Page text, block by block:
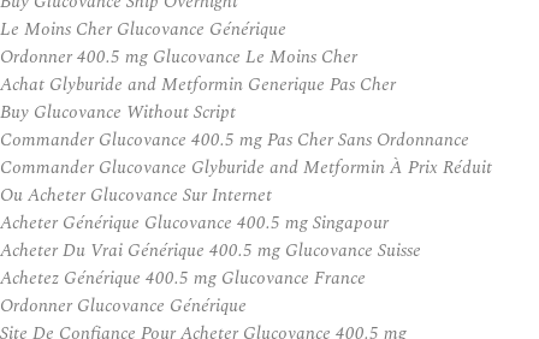
Le Moins Cher Glucovance Générique
Ordonner 400.5 mg Glucovance Le Moins Cher
Achat Glyburide and Metformin Generique Pas Cher
Buy Glucovance Without Script
Commander Glucovance 400.5 mg Pas Cher Sans Ordonnance
Commander Glucovance Glyburide and Metformin À Prix Réduit
Ou Acheter Glucovance Sur Internet
Acheter Générique Glucovance 400.5 mg Singapour
Acheter Du Vrai Générique 400.5 mg Glucovance Suisse
Achetez Générique 400.5 mg Glucovance France
Ordonner Glucovance Générique